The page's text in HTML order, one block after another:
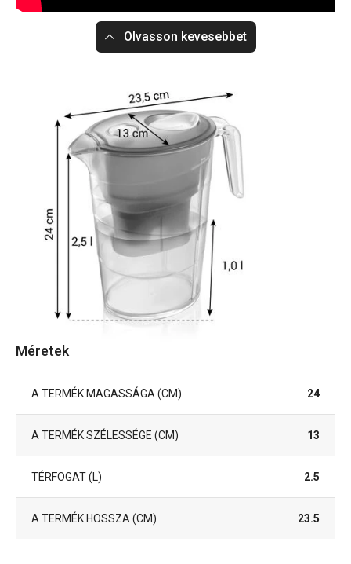
Olvasson kevesebbet
Méretek
A TERMÉK MAGASSÁGA (CM) 24
A TERMÉK SZÉLESSÉGE (CM) 13
TÉRFOGAT (L) 2.5
A TERMÉK HOSSZA (CM) 23.5